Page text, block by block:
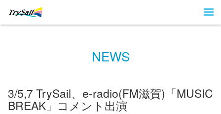
NEWS
3/5,7 TrySail、e-radio(FM滋賀)「MUSIC
BREAK」コメント出演